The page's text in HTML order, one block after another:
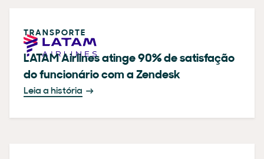
TRANSPORTE
LATAM Airlines atinge 90% de satisfação
do funcionário com a Zendesk
Leia a história